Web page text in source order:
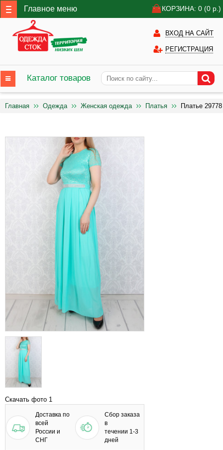
Главное меню КОРЗИНА: 0 (0 р.)
ВХОД НА САЙТ
РЕГИСТРАЦИЯ
Каталог товаров
Главная Одежда Женская одежда Платья Платье 29778
Скачать фото 1
Доставка по
всей
России и
СНГ
Сбор заказа
в
течении 1-3
дней